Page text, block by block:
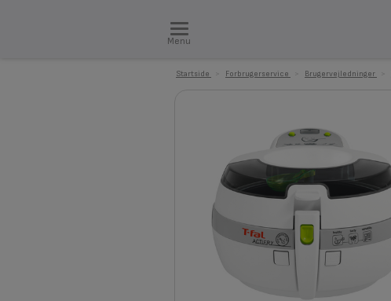
Menu
Startside Forbrugerservice Brugervejledninger